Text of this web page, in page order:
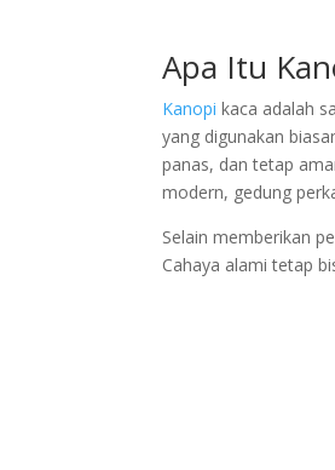
Apa Itu
Kanopi kaca adalah
yang digunakan
panas, dan tetap
modern, gedung
Selain memberikan
Cahaya alami tetap